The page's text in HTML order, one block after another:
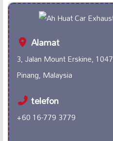
Alamat
3, Jalan Mount Erskine,
Pinang, Malaysia
telefon
+60 16-779 3779